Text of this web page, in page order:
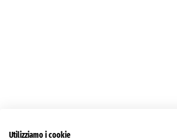
Utilizziamo i cookie